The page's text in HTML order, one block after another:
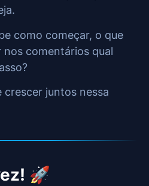
como começar, o que
comentários qual
crescer juntos nessa
🚀